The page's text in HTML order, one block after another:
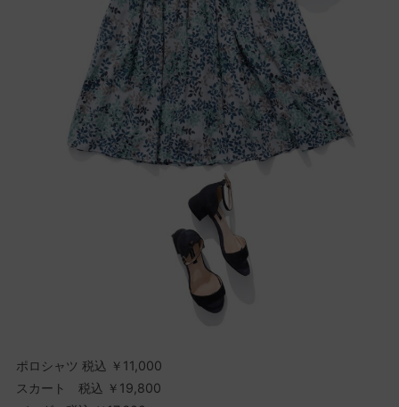
ポロシャツ 税込 ￥11,000
スカート 税込 ￥19,800